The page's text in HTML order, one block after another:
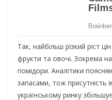
Так, найбільш різкий ріст
фрукти та овочі. Зокрема
помідори. Аналітики
запасами, тож присутність
українському ринку